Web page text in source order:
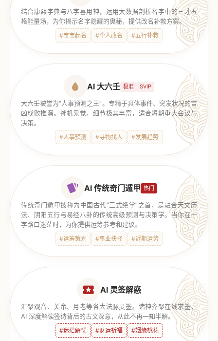
结合康熙字典与八字喜用神，运用大数据剖析名字中的三才五
格能量场，为你揭示名字隐藏的奥秘，提供改名补救方案。
#宝宝起名 #个人改名 #五行补救
AI 大六壬 极准 SVIP
大六壬被誉为“人事预测之王”。专精于具体事件、突发状况的吉
凶成败推演。神机鬼觉，细节极其丰富，适合短期重大会议与
决策。
#人事预测 #寻物找人 #发展趋势
AI 传统奇门遁甲 热门
传统奇门遁甲被称为中国古代“三式绝学”之首，是融合天文历
法、阴阳五行与易经八卦的传统高级预测与决策学。当你在十
字路口迷茫时，为你提供运筹参考和建议。
#运筹策划 #事业抉择 #近期运势
AI 灵签解惑
汇聚观音、关帝、月老等各大法脉灵签。诸神齐聚在线求签，
AI 深度解读签诗背后的古文深意，从此不再一知半解。
#迷茫解忧 #财运祈福 #姻缘桃花